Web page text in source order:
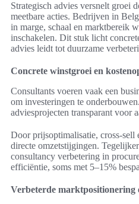
Strategisch advies versnelt groei
meetbare acties. Bedrijven in
in marge, schaal en marktbereik
inschakelen. Dit stuk licht
advies leidt tot duurzame
Concrete winstgroei en
Consultants voeren vaak een
om investeringen te
adviesprojecten transparant voor
Door prijsoptimalisatie, cross-sell
directe omzetstijgingen.
consultancy verbetering in
efficiëntie, soms met 5–15%
Verbeterde marktpositionering